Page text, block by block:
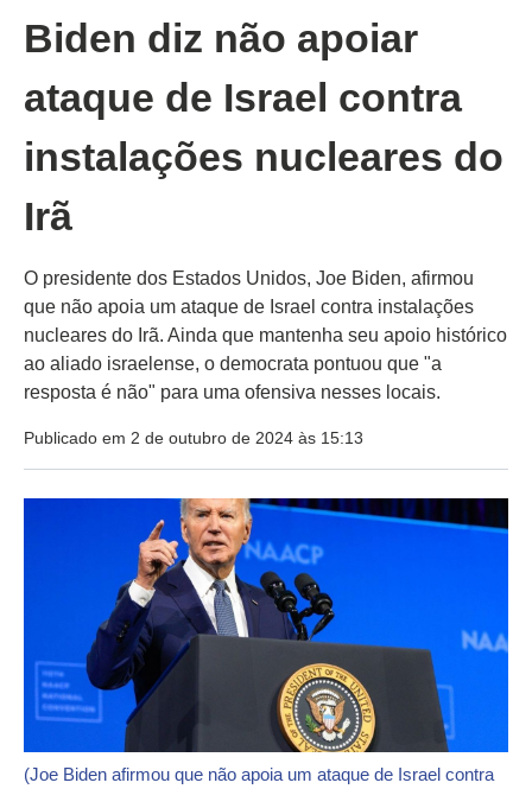
Biden diz não apoiar
ataque de Israel contra
instalações nucleares do
Irã
O presidente dos Estados Unidos, Joe Biden, afirmou
que não apoia um ataque de Israel contra instalações
nucleares do Irã. Ainda que mantenha seu apoio histórico
ao aliado israelense, o democrata pontuou que "a
resposta é não" para uma ofensiva nesses locais.
Publicado em 2 de outubro de 2024 às 15:13
(Joe Biden afirmou que não apoia um ataque de Israel contra